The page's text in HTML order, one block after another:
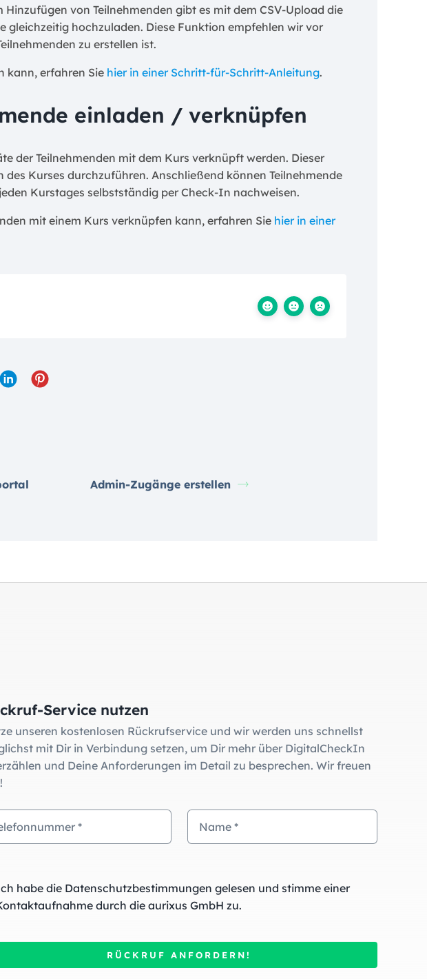
von Teilnehmenden gibt es mit dem CSV-Upload die
gleichzeitig hochzuladen. Diese Funktion empfehlen wir vor
zu erstellen ist.
kann, erfahren Sie hier in einer Schritt-für-Schritt-Anleitung.
einladen / verknüpfen
der Teilnehmenden mit dem Kurs verknüpft werden. Dieser
Kurses durchzuführen. Anschließend können Teilnehmende
Kurstages selbstständig per Check-In nachweisen.
mit einem Kurs verknüpfen kann, erfahren Sie hier in einer
Admin-Zugänge erstellen
Service nutzen
unseren kostenlosen Rückrufservice und wir werden uns schnellst
mit Dir in Verbindung setzen, um Dir mehr über DigitalCheckIn
und Deine Anforderungen im Detail zu besprechen. Wir freuen
habe die Datenschutzbestimmungen gelesen und stimme einer
durch die aurixus GmbH zu.
RÜCKRUF ANFORDERN!